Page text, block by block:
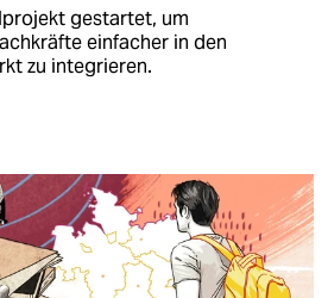
gestartet, um
einfacher in den
zu integrieren.